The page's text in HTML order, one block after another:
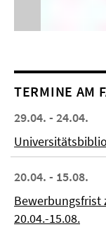
TERMINE AM
29.04. - 24.04.
20.04. - 15.08.
Bewerbungsfrist
20.04.-15.08.